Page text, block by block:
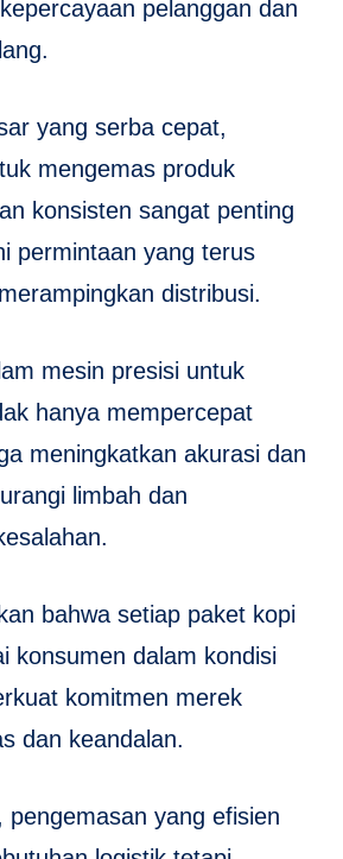
pelanggan dan
yang serba cepat,
mengemas produk
konsisten sangat penting
permintaan yang terus
distribusi.
mesin presisi untuk
hanya mempercepat
meningkatkan akurasi dan
limbah dan
bahwa setiap paket kopi
konsumen dalam kondisi
komitmen merek
dan keandalan.
pengemasan yang efisien